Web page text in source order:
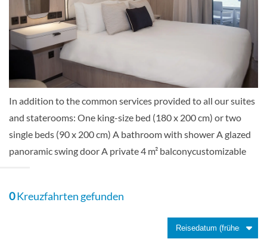
Deck 3 – Alizes
Suite
Grand Privilège Alizés Suite with
balcony-[GPAS]
In addition to the common services provided to all our suites
and staterooms: One king-size bed (180 x 200 cm) or two
single beds (90 x 200 cm) A bathroom with shower A glazed
panoramic swing door A private 4 m² balconycustomizable
0Kreuzfahrten gefunden